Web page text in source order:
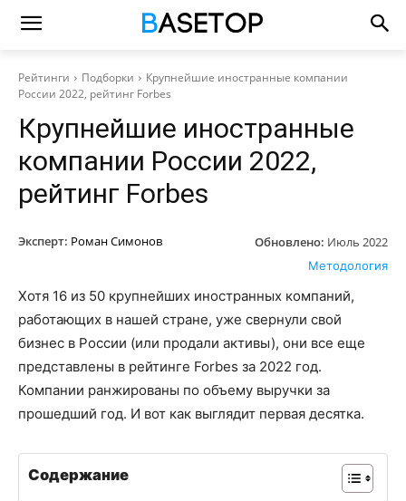
Рейтинги Подборки
Крупнейшие иностранные компании
России 2022, рейтинг Forbes
Крупнейшие иностранные
компании России 2022,
рейтинг Forbes
Эксперт: Роман Симонов Обновлено: Июль 2022
Методология
Хотя 16 из 50 крупнейших иностранных компаний,
работающих в нашей стране, уже свернули свой
бизнес в России (или продали активы), они все еще
представлены в рейтинге Forbes за 2022 год.
Компании ранжированы по объему выручки за
прошедший год. И вот как выглядит первая десятка.
Содержание